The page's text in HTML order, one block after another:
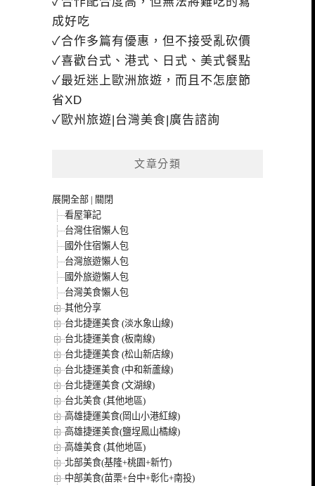
成好吃
✓合作多篇有優惠，但不接受亂砍價
✓喜歡台式、港式、日式、美式餐點
✓最近迷上歐洲旅遊，而且不怎麼節
省XD
✓歐州旅遊|台灣美食|廣告諮詢
文章分類
展開全部 | 關閉
看屋筆記
台灣住宿懶人包
國外住宿懶人包
台灣旅遊懶人包
國外旅遊懶人包
台灣美食懶人包
其他分享
台北捷運美食 (淡水象山線)
台北捷運美食 (板南線)
台北捷運美食 (松山新店線)
台北捷運美食 (中和新蘆線)
台北捷運美食 (文湖線)
台北美食 (其他地區)
高雄捷運美食(岡山小港紅線)
高雄捷運美食(鹽埕鳳山橘線)
高雄美食 (其他地區)
北部美食(基隆+桃園+新竹)
中部美食(苗栗+台中+彰化+南投)